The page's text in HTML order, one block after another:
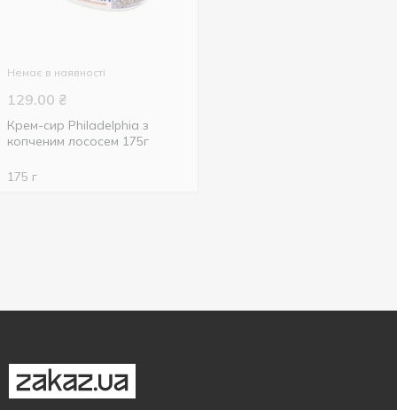
Немає в наявності
129.00 ₴
Крем-сир Philadelphia з
копченим лососем 175г
175 г